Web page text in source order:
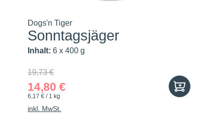
Dogs'n Tiger
Sonntagsjäger
Inhalt: 6 x 400 g
19,73 €
14,80 €
6,17 € / 1 kg
inkl. MwSt.